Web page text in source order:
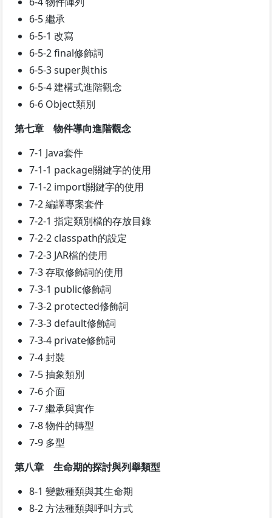
6-5 繼承
6-5-1 改寫
6-5-2 final修飾詞
6-5-3 super與this
6-5-4 建構式進階觀念
6-6 Object類別
第七章 物件導向進階觀念
7-1 Java套件
7-1-1 package關鍵字的使用
7-1-2 import關鍵字的使用
7-2 編譯專案套件
7-2-1 指定類別檔的存放目錄
7-2-2 classpath的設定
7-2-3 JAR檔的使用
7-3 存取修飾詞的使用
7-3-1 public修飾詞
7-3-2 protected修飾詞
7-3-3 default修飾詞
7-3-4 private修飾詞
7-4 封裝
7-5 抽象類別
7-6 介面
7-7 繼承與實作
7-8 物件的轉型
7-9 多型
第八章 生命期的探討與列舉類型
8-1 變數種類與其生命期
8-2 方法種類與呼叫方式